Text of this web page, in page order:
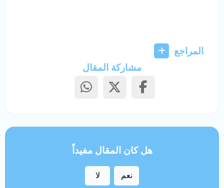
المراجع
مشاركة المقال
هل كان المقال مفيداً
نعم لا